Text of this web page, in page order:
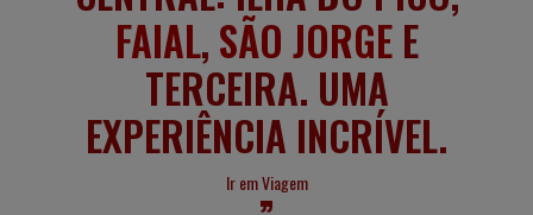
FAIAL, SÃO JORGEE
TERCEIRA. UMA
EXPERIÊNCIA INCRÍVEL.
Ir em Viagem